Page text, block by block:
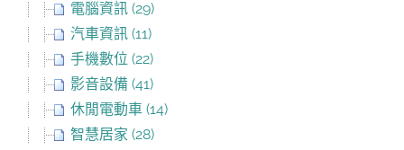
電腦資訊 (29)
汽車資訊 (11)
手機數位 (22)
影音設備 (41)
休閒電動車 (14)
智慧居家 (28)